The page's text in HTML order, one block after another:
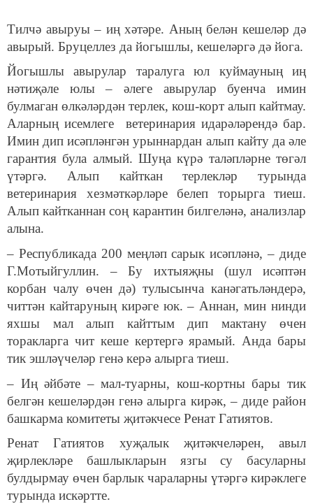
Тилчә авыруы – иң хәтәре. Аның белән кешеләр дә
авырый. Бруцеллез да йогышлы, кешеләргә дә йога.
Йогышлы авырулар таралуга юл куймауның иң
нәтиҗәле юлы – әлеге авырулар буенча имин
булмаган өлкәләрдән терлек, кош-корт алып кайтмау.
Аларның исемлеге ветеринария идарәләрендә бар.
Имин дип исәпләнгән урыннардан алып кайту да әле
гарантия була алмый. Шуңа күрә таләпләрне төгәл
үтәргә. Алып кайткан терлекләр турында
ветеринария хезмәткәрләре белеп торырга тиеш.
Алып кайтканнан соң карантин билгеләнә, анализлар
алына.
– Республикада 200 меңләп сарык исәпләнә, – диде
Г.Мотыйгуллин. – Бу ихтыяҗны (шул исәптән
корбан чалу өчен дә) тулысынча канәгатьләндерә,
читтән кайтаруның кирәге юк. – Аннан, мин нинди
яхшы мал алып кайттым дип мактану өчен
торакларга чит кеше кертергә ярамый. Анда бары
тик эшләүчеләр генә керә алырга тиеш.
– Иң әйбәте – мал-туарны, кош-кортны бары тик
белгән кешеләрдән генә алырга кирәк, – диде район
башкарма комитеты җитәкчесе Ренат Гатиятов.
Ренат Гатиятов хуҗалык җитәкчеләрен, авыл
җирлекләре башлыкларын язгы су басуларны
булдырмау өчен барлык чараларны үтәргә кирәклеге
турында искәртте.